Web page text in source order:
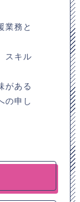
業務と
スキル
がある
の申し